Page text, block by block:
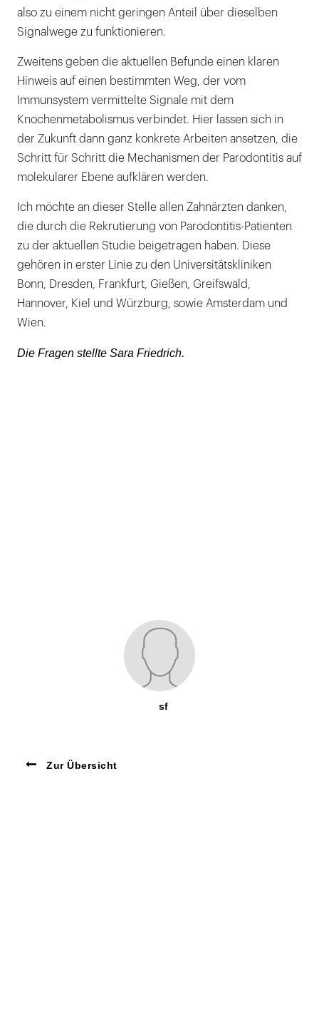
also zu einem nicht geringen Anteil über dieselben
Signalwege zu funktionieren.
Zweitens geben die aktuellen Befunde einen klaren
Hinweis auf einen bestimmten Weg, der vom
Immunsystem vermittelte Signale mit dem
Knochenmetabolismus verbindet. Hier lassen sich in
der Zukunft dann ganz konkrete Arbeiten ansetzen, die
Schritt für Schritt die Mechanismen der Parodontitis auf
molekularer Ebene aufklären werden.
Ich möchte an dieser Stelle allen Zahnärzten danken,
die durch die Rekrutierung von Parodontitis-Patienten
zu der aktuellen Studie beigetragen haben. Diese
gehören in erster Linie zu den Universitätskliniken
Bonn, Dresden, Frankfurt, Gießen, Greifswald,
Hannover, Kiel und Würzburg, sowie Amsterdam und
Wien.
Die Fragen stellte Sara Friedrich.
sf
Zur Übersicht